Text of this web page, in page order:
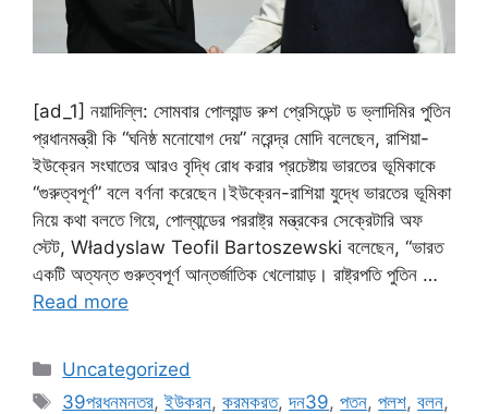
[ad_1] নয়াদিল্লি: সোমবার পোল্যান্ড রুশ প্রেসিডেন্ট ড ভ্লাদিমির পুতিন
প্রধানমন্ত্রী কি “ঘনিষ্ঠ মনোযোগ দেয়” নরেন্দ্র মোদি বলেছেন, রাশিয়া-
ইউক্রেন সংঘাতের আরও বৃদ্ধি রোধ করার প্রচেষ্টায় ভারতের ভূমিকাকে
“গুরুত্বপূর্ণ” বলে বর্ণনা করেছেন।ইউক্রেন-রাশিয়া যুদ্ধে ভারতের ভূমিকা
নিয়ে কথা বলতে গিয়ে, পোল্যান্ডের পররাষ্ট্র মন্ত্রকের সেক্রেটারি অফ
স্টেট, Władyslaw Teofil Bartoszewski বলেছেন, “ভারত
একটি অত্যন্ত গুরুত্বপূর্ণ আন্তর্জাতিক খেলোয়াড়। রাষ্ট্রপতি পুতিন …
Read more
Categories
Uncategorized
Tags
39পরধনমনতর,ইউকরন,করমকরত,দন39,পতন,পলশ,বলন,